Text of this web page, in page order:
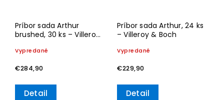
Príbor sada Arthur
brushed, 30 ks – Villeroy
Vypredané
€284,90
Detail
Príbor sada Arthur, 24 ks
– Villeroy & Boch
Vypredané
€229,90
Detail